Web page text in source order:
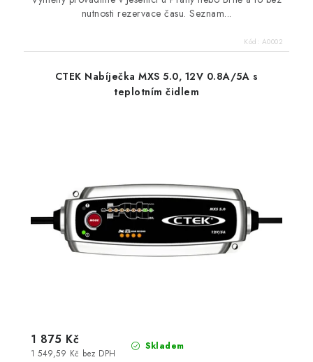
nutnosti rezervace času. Seznam...
Kód: A0002
CTEK Nabíječka MXS 5.0, 12V 0.8A/5A s
teplotním čidlem
Skladem
1 549,59 Kč bez DPH
1 875 Kč